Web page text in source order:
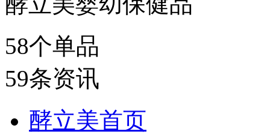
58个单品
59条资讯
酵立美首页